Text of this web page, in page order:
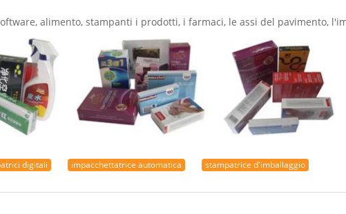
alimento, stampanti i prodotti, i farmaci, le assi del pavimento,
digitali impacchettatrice automatica stampatrice d'imballaggio